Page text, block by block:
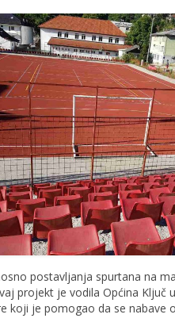
postavljanja spurtana na
projekt je vodila Općina Ključ
koji je pomogao da se